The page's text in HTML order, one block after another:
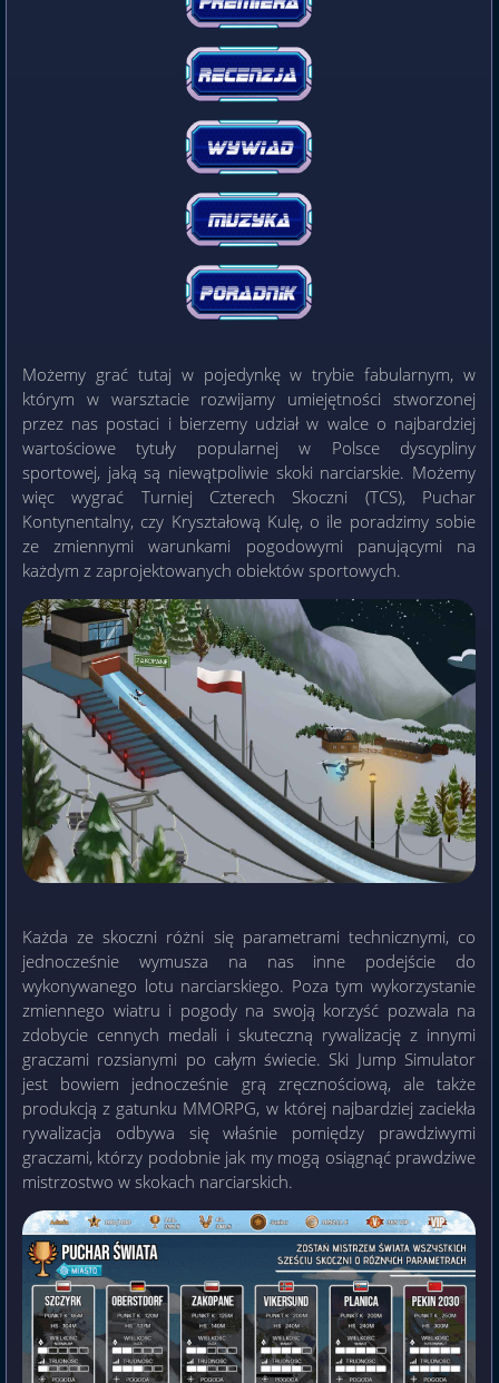
Możemy grać tutaj w pojedynkę w trybie fabularnym, w
którym w warsztacie rozwijamy umiejętności stworzonej
przez nas postaci i bierzemy udział w walce o najbardziej
wartościowe tytuły popularnej w Polsce dyscypliny
sportowej, jaką są niewątpoliwie skoki narciarskie. Możemy
więc wygrać Turniej Czterech Skoczni (TCS), Puchar
Kontynentalny, czy Kryształową Kulę, o ile poradzimy sobie
ze zmiennymi warunkami pogodowymi panującymi na
każdym z zaprojektowanych obiektów sportowych.
Każda ze skoczni różni się parametrami technicznymi, co
jednocześnie wymusza na nas inne podejście do
wykonywanego lotu narciarskiego. Poza tym wykorzystanie
zmiennego wiatru i pogody na swoją korzyść pozwala na
zdobycie cennych medali i skuteczną rywalizację z innymi
graczami rozsianymi po całym świecie. Ski Jump Simulator
jest bowiem jednocześnie grą zręcznościową, ale także
produkcją z gatunku MMORPG, w której najbardziej zaciekła
rywalizacja odbywa się właśnie pomiędzy prawdziwymi
graczami, którzy podobnie jak my mogą osiągnąć prawdziwe
mistrzostwo w skokach narciarskich.